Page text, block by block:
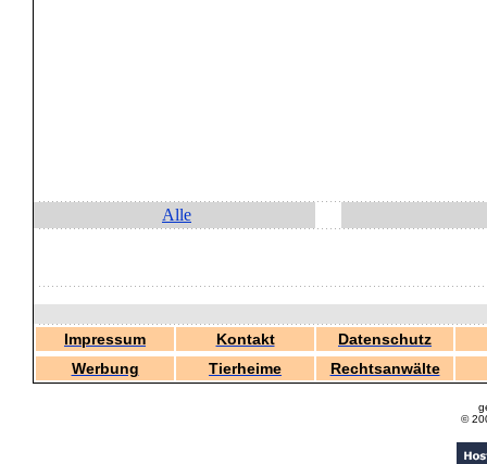
Alle
Impressum Kontakt
Datenschutz
Werbung
Tierheime Rechtsanwälte
©